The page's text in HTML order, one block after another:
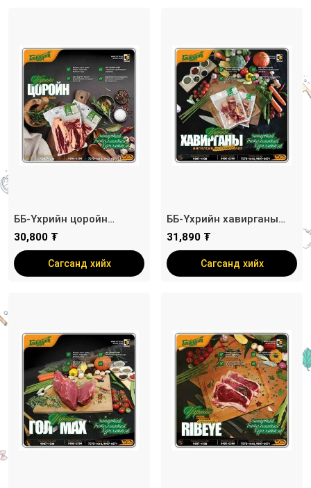
ББ-Үхрийн цоройн
ангилсан цул мах /
савлагаат/
30,800 ₮
Сагсанд хийх
ББ-Үхрийн хавирганы
ангилсан ястай мах /
савлагаат/
31,890 ₮
Сагсанд хийх